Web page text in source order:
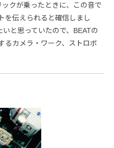
クが乗ったときに、この音で
を伝えられると確信しまし
と思っていたので、BEATの
るカメラ・ワーク、ストロボ